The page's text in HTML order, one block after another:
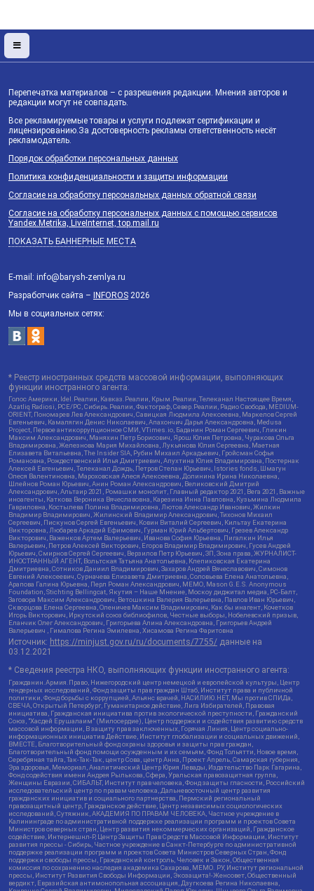
Перепечатка материалов – с разрешения редакции. Мнения авторов и
редакции могут не совпадать.
Все рекламируемые товары и услуги подлежат сертификации и
лицензированию.За достоверность рекламы ответственность несёт
рекламодатель.
Порядок обработки персональных данных
Политика конфиденциальности и защиты информации
Согласие на обработку персональных данных обратной связи
Согласие на обработку персональных данных с помощью сервисов
Yandex.Metrika, LiveInternet, top.mail.ru
ПОКАЗАТЬ БАННЕРНЫЕ МЕСТА
E-mail: info@barysh-zemlya.ru
Разработчик сайта – INFOROS 2026
Мы в социальных сетях:
* Реестр иностранных средств массовой информации, выполняющих
функции иностранного агента:
Голос Америки, Idel.Реалии, Кавказ.Реалии, Крым.Реалии, Телеканал Настоящее Время,
Azatliq Radiosi, PCE/PC, Сибирь.Реалии, Фактограф, Север.Реалии, Радио Свобода, MEDIUM-
ORIENT, Пономарев Лев Александрович, Савицкая Людмила Алексеевна, Маркелов Сергей
Евгеньевич, Камалягин Денис Николаевич, Апахончич Дарья Александровна, Medusa
Project, Первое антикоррупционное СМИ, VTimes.io, Баданин Роман Сергеевич, Гликин
Максим Александрович, Маняхин Петр Борисович, Ярош Юлия Петровна, Чуракова Ольга
Владимировна, Железнова Мария Михайловна, Лукьянова Юлия Сергеевна, Маетная
Елизавета Витальевна, The Insider SIA, Рубин Михаил Аркадьевич, Гройсман Софья
Романовна, Рождественский Илья Дмитриевич, Апухтина Юлия Владимировна, Постернак
Алексей Евгеньевич, Телеканал Дождь, Петров Степан Юрьевич, Istories fonds, Шмагун
Олеся Валентиновна, Мароховская Алеся Алексеевна, Долинина Ирина Николаевна,
Шлейнов Роман Юрьевич, Анин Роман Александрович, Великовский Дмитрий
Александрович, Альтаир 2021, Ромашки монолит, Главный редактор 2021, Вега 2021, Важные
иноагенты, Каткова Вероника Вячеславовна, Карезина Инна Павловна, Кузьмина Людмила
Гавриловна, Костылева Полина Владимировна, Лютов Александр Иванович, Жилкин
Владимир Владимирович, Жилинский Владимир Александрович, Тихонов Михаил
Сергеевич, Пискунов Сергей Евгеньевич, Ковин Виталий Сергеевич, Кильтау Екатерина
Викторовна, Любарев Аркадий Ефимович, Гурман Юрий Альбертович, Грезев Александр
Викторович, Важенков Артем Валерьевич, Иванова София Юрьевна, Пигалкин Илья
Валерьевич, Петров Алексей Викторович, Егоров Владимир Владимирович, Гусев Андрей
Юрьевич, Смирнов Сергей Сергеевич, Верзилов Петр Юрьевич, ЗП, Зона права, ЖУРНАЛИСТ-
ИНОСТРАННЫЙ АГЕНТ, Вольтская Татьяна Анатольевна, Клепиковская Екатерина
Дмитриевна, Сотников Даниил Владимирович, Захаров Андрей Вячеславович, Симонов
Евгений Алексеевич, Сурначева Елизавета Дмитриевна, Соловьева Елена Анатольевна,
Арапова Галина Юрьевна, Перл Роман Александрович, МЕМО, Mason G.E.S. Anonymous
Foundation, Stichting Bellingcat, Якутия – Наше Мнение, Москоу диджитал медиа, РС-Балт,
Заговора Максим Александрович, Ветошкина Валерия Валерьевна, Павлов Иван Юрьевич,
Скворцова Елена Сергеевна, Оленичев Максим Владимирович, Как бы инагент, Кочетков
Игорь Викторович, Иркутский союз библиофилов, Честные выборы, Нобелевский призыв,
Еланчик Олег Александрович, Григорьева Алина Александровна, Григорьев Андрей
Валерьевич , Гималова Регина Эмилевна, Хисамова Регина Фаритовна
Источник: https://minjust.gov.ru/ru/documents/7755/ данные на
03.12.2021
* Сведения реестра НКО, выполняющих функции иностранного агента:
Гражданин.Армия.Право, Нижегородский центр немецкой и европейской культуры, Центр
гендерных исследований, Фонд защиты прав граждан Штаб, Институт права и публичной
политики, Фонд борьбы с коррупцией, Альянс врачей, НАСИЛИЮ.НЕТ, Мы против СПИДа,
СВЕЧА, Открытый Петербург, Гуманитарное действие, Лига Избирателей, Правовая
инициатива, Гражданская инициатива против экологической преступности, Гражданский
Союз, "Хасдей Ерушалаим" (Милосердие), Центр поддержки и содействия развитию средств
массовой информации, В защиту прав заключенных, Горячая Линия, Центр социально-
информационных инициатив Действие, Институт глобализации и социальных движений,
ВМЕСТЕ, Благотворительный фонд охраны здоровья и защиты прав граждан,
Благотворительный фонд помощи осужденным и их семьям, Фонд Тольятти, Новое время,
Серебряная тайга, Так-Так-Так, центр Сова, центр Анна, Проект Апрель, Самарская губерния,
Эра здоровья, Мемориал, Аналитический Центр Юрия Левады, Издательство Парк Гагарина,
Фонд содействия имени Андрея Рылькова, Сфера, Уральская правозащитная группа,
Женщины Евразии, СИБАЛЬТ, Институт прав человека, Фонд защиты гласности, Российский
исследовательский центр по правам человека, Дальневосточный центр развития
гражданских инициатив и социального партнерства, Пермский региональный
правозащитный центр, Гражданское действие, Центр независимых социологических
исследований, Сутяжник, АКАДЕМИЯ ПО ПРАВАМ ЧЕЛОВЕКА, Частное учреждение в
Калининграде по административной поддержке реализации программ и проектов Совета
Министров северных стран, Центр развития некоммерческих организаций, Гражданское
содействие, Интернешнл-Р, Центр Защиты Прав Средств Массовой Информации, Институт
развития прессы - Сибирь, Частное учреждение в Санкт-Петербурге по административной
поддержке реализации программ и проектов Совета Министров Северных Стран, Фонд
поддержки свободы прессы, Гражданский контроль, Человек и Закон, Общественная
комиссия по сохранению наследия академика Сахарова, МЕМО. РУ, Институт региональной
прессы, Институт Развития Свободы Информации, Экозащита!-Женсовет, Общественный
вердикт, Евразийская антимонопольная ассоциация, Дзугкоева Регина Николаевна,